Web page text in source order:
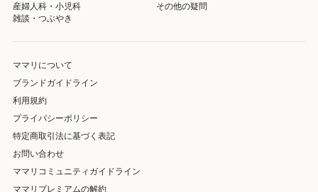
産婦人科・小児科
その他の疑問
雑談・つぶやき
ママリについて
ブランドガイドライン
利用規約
プライバシーポリシー
特定商取引法に基づく表記
お問い合わせ
ママリコミュニティガイドライン
ママリプレミアムの解約